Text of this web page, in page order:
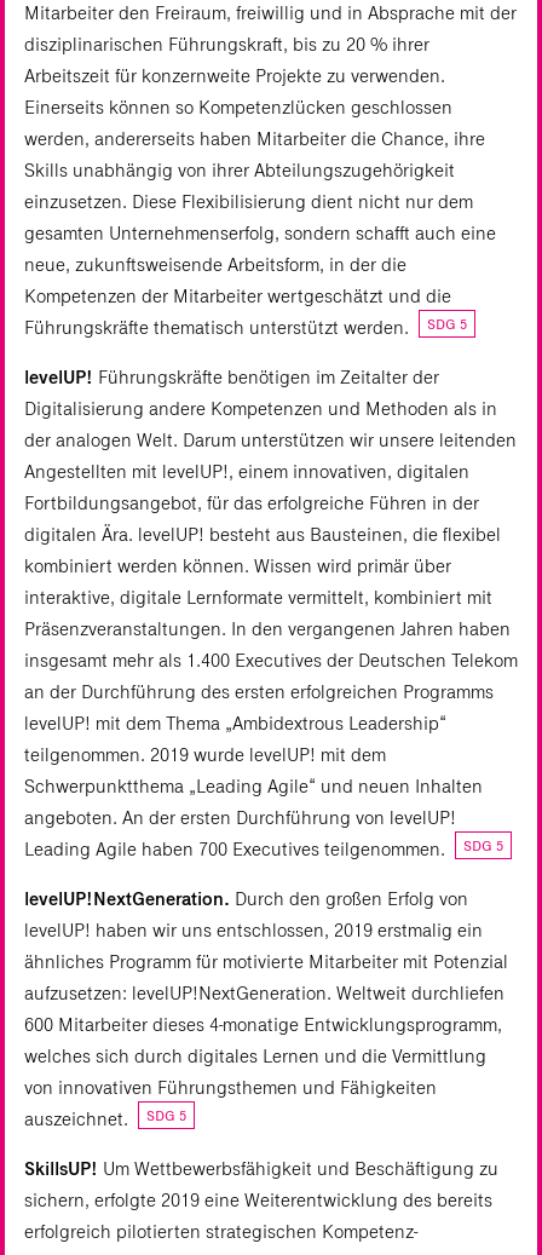
Mitarbeiter den Freiraum, freiwillig und in Absprache mit der
disziplinarischen Führungskraft, bis zu 20 % ihrer
Arbeitszeit für konzernweite Projekte zu verwenden.
Einerseits können so Kompetenzlücken geschlossen
werden, andererseits haben Mitarbeiter die Chance, ihre
Skills unabhängig von ihrer Abteilungszugehörigkeit
einzusetzen. Diese Flexibilisierung dient nicht nur dem
gesamten Unternehmenserfolg, sondern schafft auch eine
neue, zukunftsweisende Arbeitsform, in der die
Kompetenzen der Mitarbeiter wertgeschätzt und die
Führungskräfte thematisch unterstützt werden.
SDG 5
levelUP! Führungskräfte benötigen im Zeitalter der
Digitalisierung andere Kompetenzen und Methoden als in
der analogen Welt. Darum unterstützen wir unsere leitenden
Angestellten mit levelUP!, einem innovativen, digitalen
Fortbildungsangebot, für das erfolgreiche Führen in der
digitalen Ära. levelUP! besteht aus Bausteinen, die flexibel
kombiniert werden können. Wissen wird primär über
interaktive, digitale Lernformate vermittelt, kombiniert mit
Präsenzveranstaltungen. In den vergangenen Jahren haben
insgesamt mehr als 1.400 Executives der Deutschen Telekom
an der Durchführung des ersten erfolgreichen Programms
levelUP! mit dem Thema „Ambidextrous Leadership“
teilgenommen. 2019 wurde levelUP! mit dem
Schwerpunktthema „Leading Agile“ und neuen Inhalten
angeboten. An der ersten Durchführung von levelUP!
Leading Agile haben 700 Executives teilgenommen.
SDG 5
levelUP!NextGeneration. Durch den großen Erfolg von
levelUP! haben wir uns entschlossen, 2019 erstmalig ein
ähnliches Programm für motivierte Mitarbeiter mit Potenzial
aufzusetzen: levelUP!NextGeneration. Weltweit durchliefen
600 Mitarbeiter dieses 4-monatige Entwicklungsprogramm,
welches sich durch digitales Lernen und die Vermittlung
von innovativen Führungsthemen und Fähigkeiten
auszeichnet.
SDG 5
SkillsUP! Um Wettbewerbsfähigkeit und Beschäftigung zu
sichern, erfolgte 2019 eine Weiterentwicklung des bereits
erfolgreich pilotierten strategischen Kompetenz-